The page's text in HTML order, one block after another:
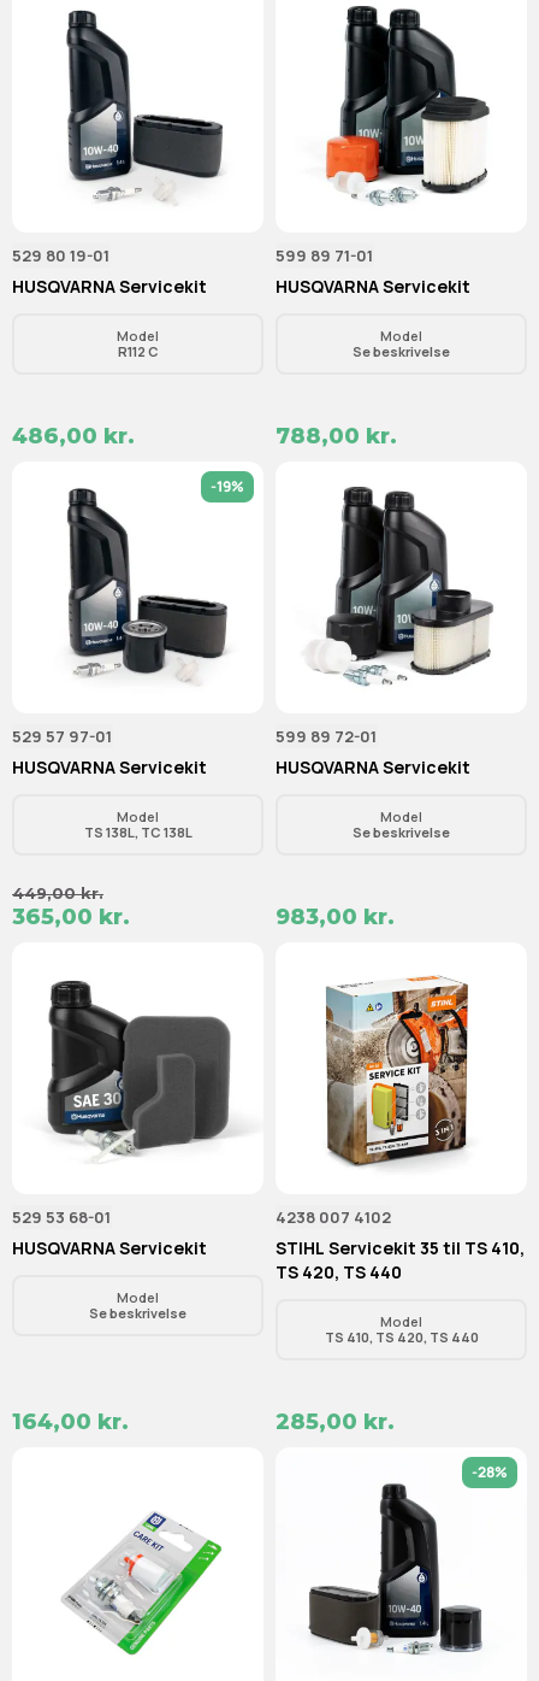
529 80 19-01
HUSQVARNA Servicekit
Model
R112 C
486,00 kr.
599 89 71-01
HUSQVARNA Servicekit
Model
Se beskrivelse
788,00 kr.
-19%
529 57 97-01
HUSQVARNA Servicekit
Model
TS 138L, TC 138L
449,00 kr.
365,00 kr.
599 89 72-01
HUSQVARNA Servicekit
Model
Se beskrivelse
983,00 kr.
529 53 68-01
HUSQVARNA Servicekit
Model
Se beskrivelse
164,00 kr.
4238 007 4102
STIHL Servicekit 35 til TS 410,
TS 420, TS 440
Model
TS 410, TS 420, TS 440
285,00 kr.
-28%